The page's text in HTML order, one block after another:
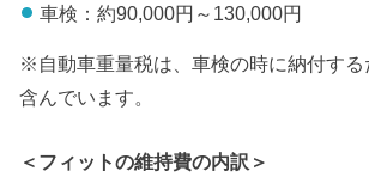
車検：約90,000円～130,000円
※自動車重量税は、車検の時に納付する
含んでいます。
＜フィットの維持費の内訳＞